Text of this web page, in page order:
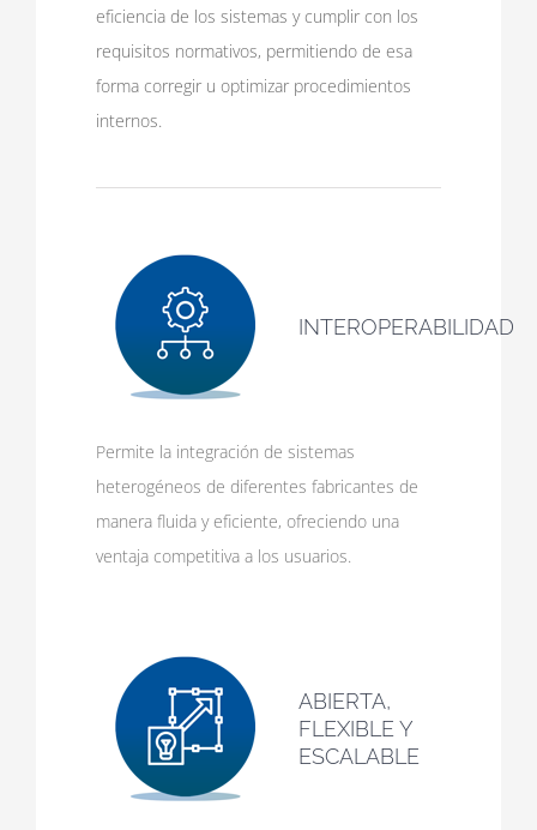
eficiencia de los sistemas y cumplir con los
requisitos normativos, permitiendo de esa
forma corregir u optimizar procedimientos
internos.
INTEROPERABILIDAD
Permite la integración de sistemas
heterogéneos de diferentes fabricantes de
manera fluida y eficiente, ofreciendo una
ventaja competitiva a los usuarios.
ABIERTA,
FLEXIBLE Y
ESCALABLE